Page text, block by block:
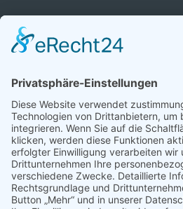
E-Mail: info@tca-ev.de
Sicherheitsfrage*
Bitte rechnen Sie 3 plus 3.
Abonnieren Sie den kostenlosen